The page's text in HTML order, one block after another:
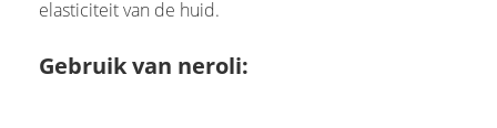
elasticiteit van de huid.
Gebruik van neroli: